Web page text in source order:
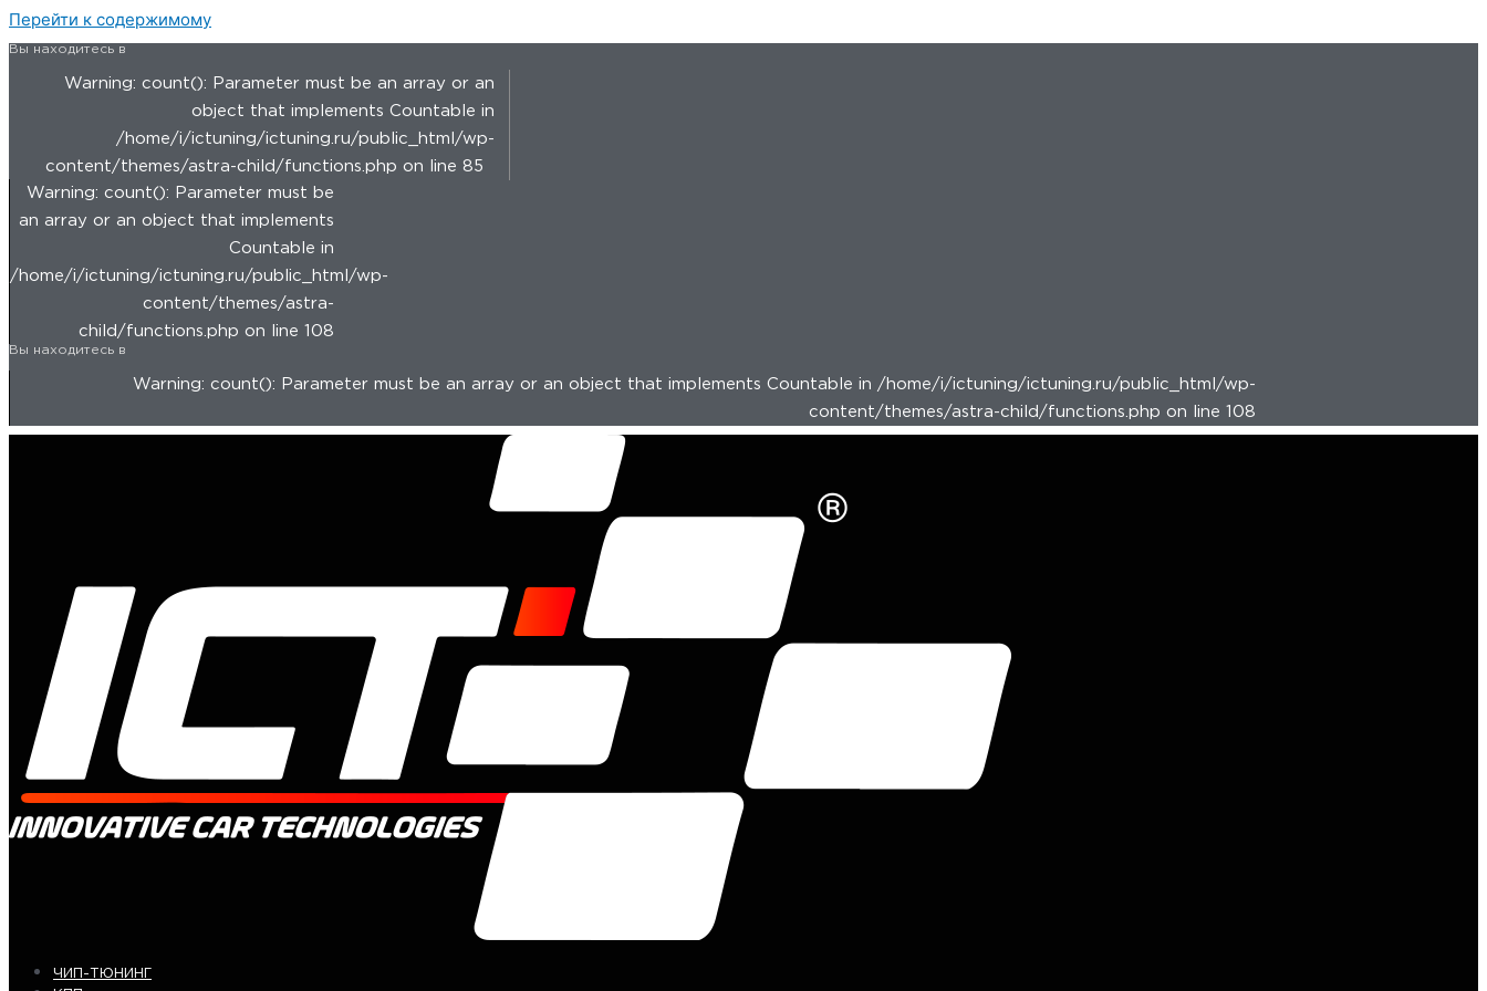
Перейти к содержимому
Вы находитесь в
Warning: count(): Parameter must be an array or an
object that implements Countable in
/home/i/ictuning/ictuning.ru/public_html/wp-
content/themes/astra-child/functions.php on line 85
Warning: count(): Parameter must be
an array or an object that implements
Countable in
/home/i/ictuning/ictuning.ru/public_html/wp-
content/themes/astra-
child/functions.php on line 108
Вы находитесь в
Warning: count(): Parameter must be an array or an object that implements Countable in /home/i/ictuning/ictuning.ru/public_html/wp-
content/themes/astra-child/functions.php on line 108
ЧИП-ТЮНИНГ